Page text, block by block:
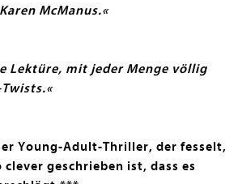
McManus.«
Lektüre, mit jeder Menge völlig
Young-Adult-Thriller, der fesselt,
clever geschrieben ist, dass es